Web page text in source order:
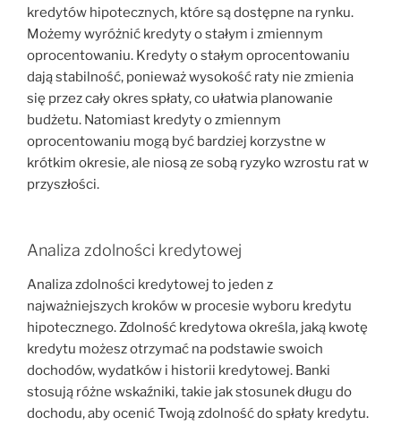
kredytów hipotecznych, które są dostępne na rynku.
Możemy wyróżnić kredyty o stałym i zmiennym
oprocentowaniu. Kredyty o stałym oprocentowaniu
dają stabilność, ponieważ wysokość raty nie zmienia
się przez cały okres spłaty, co ułatwia planowanie
budżetu. Natomiast kredyty o zmiennym
oprocentowaniu mogą być bardziej korzystne w
krótkim okresie, ale niosą ze sobą ryzyko wzrostu rat w
przyszłości.
Analiza zdolności kredytowej
Analiza zdolności kredytowej to jeden z
najważniejszych kroków w procesie wyboru kredytu
hipotecznego. Zdolność kredytowa określa, jaką kwotę
kredytu możesz otrzymać na podstawie swoich
dochodów, wydatków i historii kredytowej. Banki
stosują różne wskaźniki, takie jak stosunek długu do
dochodu, aby ocenić Twoją zdolność do spłaty kredytu.